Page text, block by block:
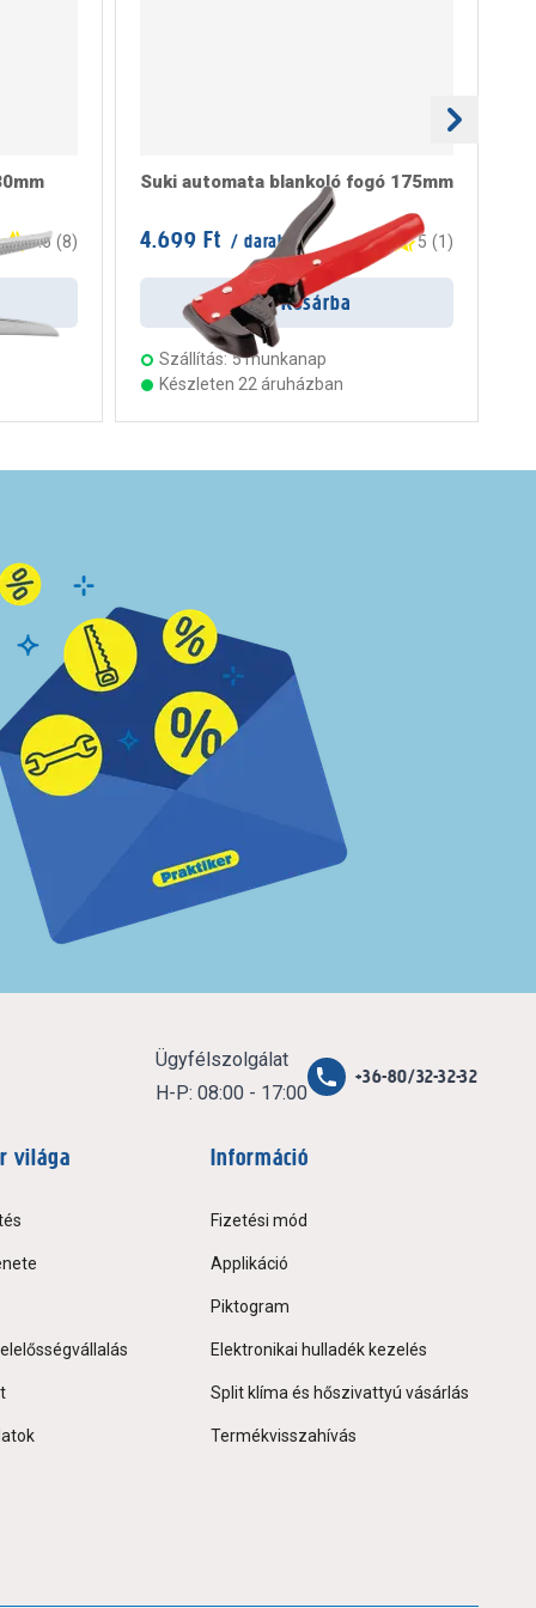
3.6 (8)
Suki automata blankoló fogó 175mm
4.699 Ft / darab 5 (1 )
Kosárba
Szállítás: 5 munkanap
Készleten 22 áruházban
Ügyfélszolgálat
H-P: 08:00 - 17:00
+36-80/32-32-32
világa Információ
Fizetési mód
Applikáció
Piktogram
Elektronikai hulladék kezelés
Split klíma és hőszivattyú vásárlás
Termékvisszahívás